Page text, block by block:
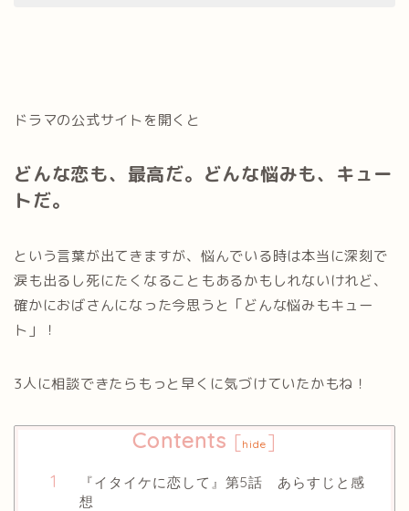
ドラマの公式サイトを開くと
どんな恋も、最高だ。どんな悩みも、キュー
トだ。
という言葉が出てきますが、悩んでいる時は本当に深刻で
涙も出るし死にたくなることもあるかもしれないけれど、
確かにおばさんになった今思うと「どんな悩みもキュー
ト」！
3人に相談できたらもっと早くに気づけていたかもね！
Contents [hide ]
『イタイケに恋して』第5話 あらすじと感
想